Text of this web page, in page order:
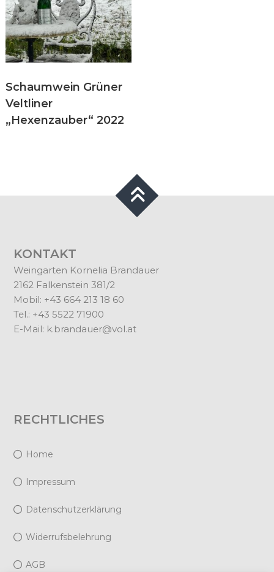
Schaumwein Grüner
Veltliner
„Hexenzauber“ 2022
KONTAKT
Weingarten Kornelia Brandauer
2162 Falkenstein 381/2
Mobil: +43 664 213 18 60
Tel.: +43 5522 71900
E-Mail: k.brandauer@vol.at
RECHTLICHES
Home
Impressum
Datenschutzerklärung
Widerrufsbelehrung
AGB